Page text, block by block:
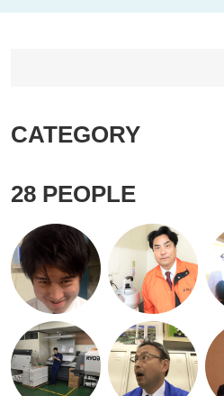
CATEGORY
28 PEOPLE